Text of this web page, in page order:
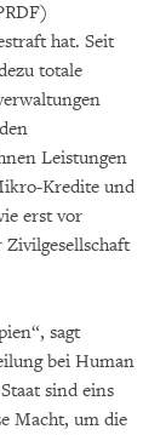
hat. Seit
totale
Leistungen
Kredite und
erst vor
Zivilgesellschaft
sagt
bei Human
sind eins
Macht, um die